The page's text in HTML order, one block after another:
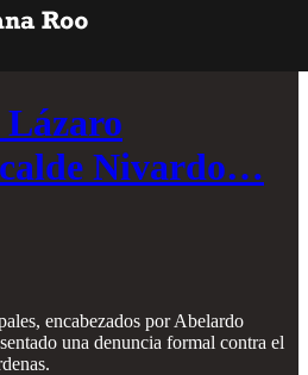
Lázaro
Nivardo…
encabezados por Abelardo
una denuncia formal contra el